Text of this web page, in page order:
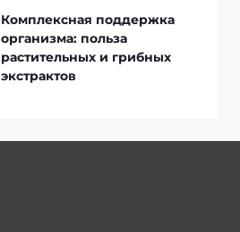
Комплексная поддержка
организма: польза
растительных и грибных
экстрактов